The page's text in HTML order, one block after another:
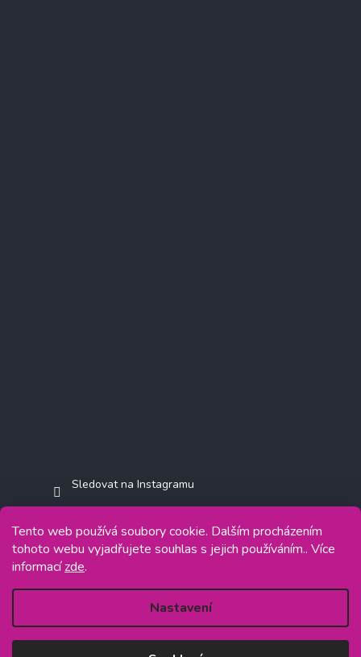
Tento web používá soubory cookie. Dalším procházením
tohoto webu vyjadřujete souhlas s jejich používáním.. Více
informacízde.
Nastavení
Sledovat na Instagramu
Copyright 2026
Grafický návrh vytvořil a na Shoptet implementoval